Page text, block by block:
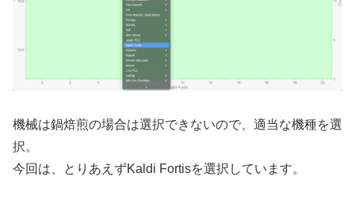
機械は鍋焙煎の場合は選択できないので、適当な機種を選
択。
今回は、とりあえずKaldi Fortisを選択しています。